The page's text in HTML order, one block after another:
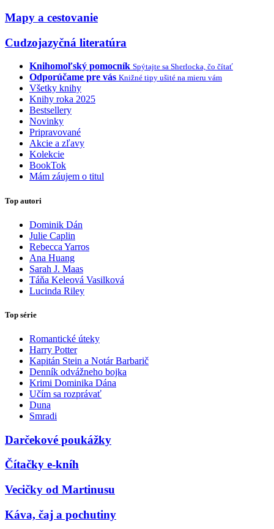
Mapy a cestovanie
Cudzojazyčná literatúra
Knihomoľský pomocník Spýtajte sa Sherlocka, čo čítať
Odporúčame pre vás Knižné tipy ušité na mieru vám
Všetky knihy
Knihy roka 2025
Bestsellery
Novinky
Pripravované
Akcie a zľavy
Kolekcie
BookTok
Mám záujem o titul
Top autori
Dominik Dán
Julie Caplin
Rebecca Yarros
Ana Huang
Sarah J. Maas
Táňa Keleová Vasilková
Lucinda Riley
Top série
Romantické úteky
Harry Potter
Kapitán Stein a Notár Barbarič
Denník odvážneho bojka
Krimi Dominika Dána
Učím sa rozprávať
Duna
Smradi
Darčekové poukážky
Čítačky e-kníh
Vecičky od Martinusu
Káva, čaj a pochutiny